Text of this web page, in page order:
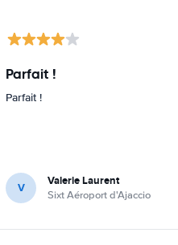
Parfait !
Parfait !
V Valerie Laurent
Sixt Aéroport d'Ajaccio